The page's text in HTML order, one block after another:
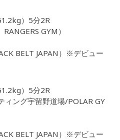
）5分2R
GYM）
BELT JAPAN）※デビュー
）5分2R
ィング宇留野道場/POLAR GY
BELT JAPAN）※デビュー